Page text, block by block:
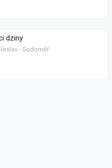
dziny
- Sudoměř